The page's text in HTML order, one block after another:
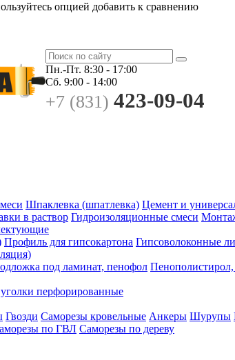
опцией добавить к сравнению
Пн.-Пт. 8:30 - 17:00
Сб. 9:00 - 14:00
+7 (831) 423-09-04
Шпаклевка (шпатлевка) Цемент и
в раствор Гидроизоляционные смеси
Профиль для гипсокартона Гипсоволоконные
под ламинат, пенофол Пенополистирол,
перфорированные
Гвозди Саморезы кровельные Анкеры Шурупы
по ГВЛ Саморезы по дереву